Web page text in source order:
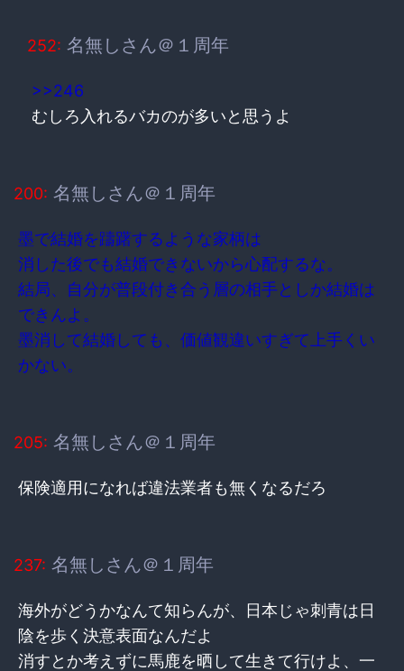
252: 名無しさん＠１周年
>>246
むしろ入れるバカのが多いと思うよ
200: 名無しさん＠１周年
墨で結婚を躊躇するような家柄は
消した後でも結婚できないから心配するな。
結局、自分が普段付き合う層の相手としか結婚は
できんよ。
墨消して結婚しても、価値観違いすぎて上手くい
かない。
205: 名無しさん＠１周年
保険適用になれば違法業者も無くなるだろ
237: 名無しさん＠１周年
海外がどうかなんて知らんが、日本じゃ刺青は日
陰を歩く決意表面なんだよ
消すとか考えずに馬鹿を晒して生きて行けよ、一